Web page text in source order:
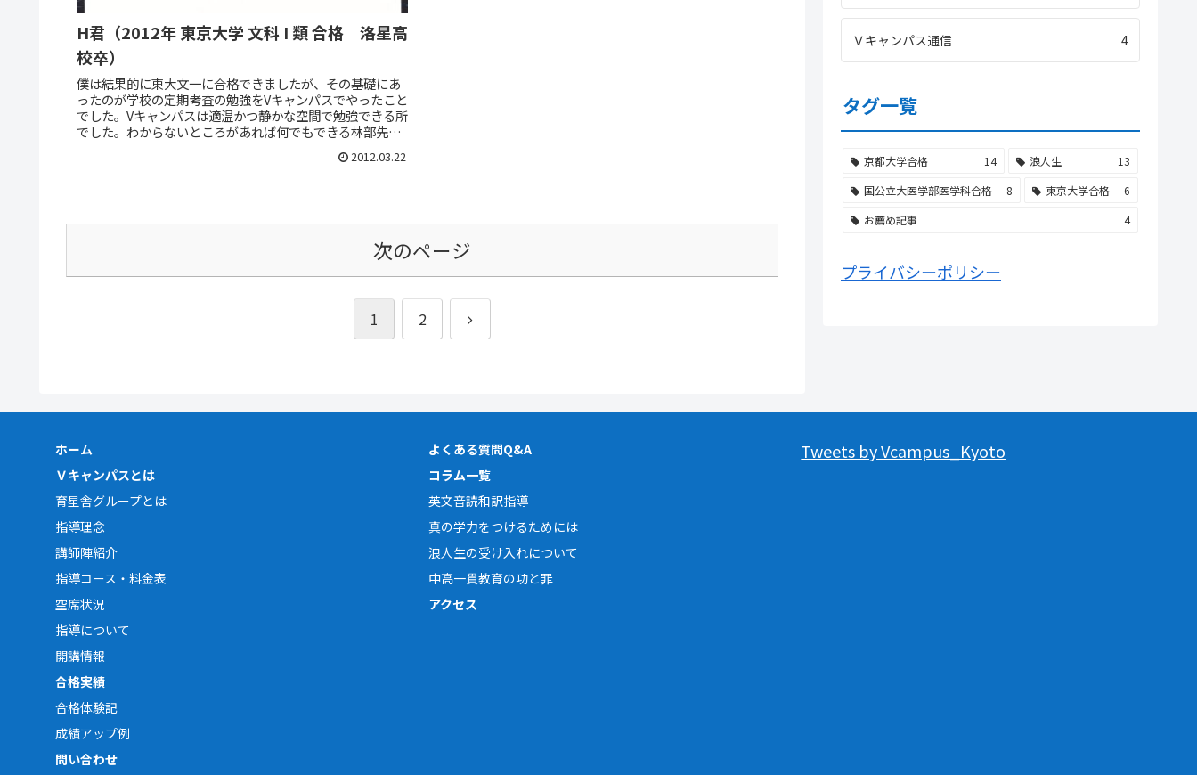
H君（2012年 東京大学 文科 I 類 合格 洛星高
校卒）
僕は結果的に東大文一に合格できましたが、その基礎にあ
ったのが学校の定期考査の勉強をVキャンパスでやったこと
でした。Vキャンパスは適温かつ静かな空間で勉強できる所
でした。わからないところがあれば何でもできる林部先生
2012.03.22
次のページ
1 2
次
Ｖキャンパス通信 4
タグ一覧
京都大学合格 14 浪人生
13
国公立大医学部医学科合格
8 東京大学合格
6
お薦め記事
4
プライバシーポリシー
ホーム
Ｖキャンパスとは
育星舎グループとは
指導理念
講師陣紹介
指導コース・料金表
空席状況
指導について
開講情報
合格実績
合格体験記
成績アップ例
問い合わせ
よくある質問Q&A
コラム一覧
英文音読和訳指導
真の学力をつけるためには
浪人生の受け入れについて
中高一貫教育の功と罪
アクセス
Tweets by Vcampus_Kyoto